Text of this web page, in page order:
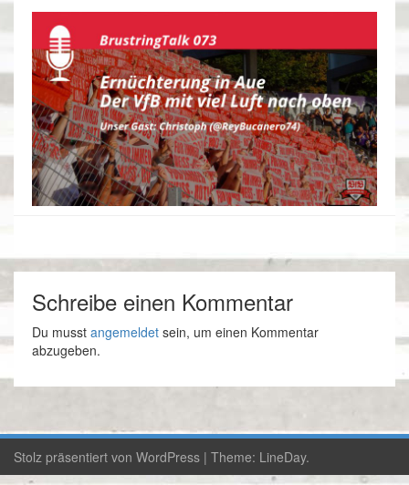
Schreibe einen Kommentar
Du musst angemeldet sein, um einen Kommentar
abzugeben.
Stolz präsentiert von WordPress | Theme: LineDay.